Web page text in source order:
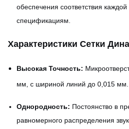
обеспечения соответствия
спецификациям.
Характеристики Сетки
Высокая Точность:
мм, с шириной линий до 0,015 мм.
Однородность: Постоянство в
равномерного распределения